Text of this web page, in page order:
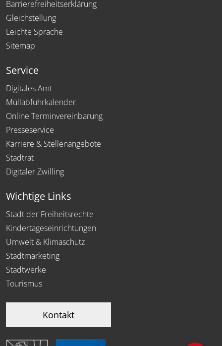
Barrierefreiheitserklärung
Gleichstellung
Leichte Sprache
Sitemap
Service
Digitales Amt
Müllabfuhrkalender
Online Terminvereinbarung
Presseservice
Karriere & Stellenangebote
Stadtrat
Digitaler Zwilling
Wichtige Links
Stadt der Freiheitsrechte
Kindertageseinrichtungen
Umwelt & Klimaschutz
Stadtmarketing
Stadtwerke
Tourismus
Kontakt